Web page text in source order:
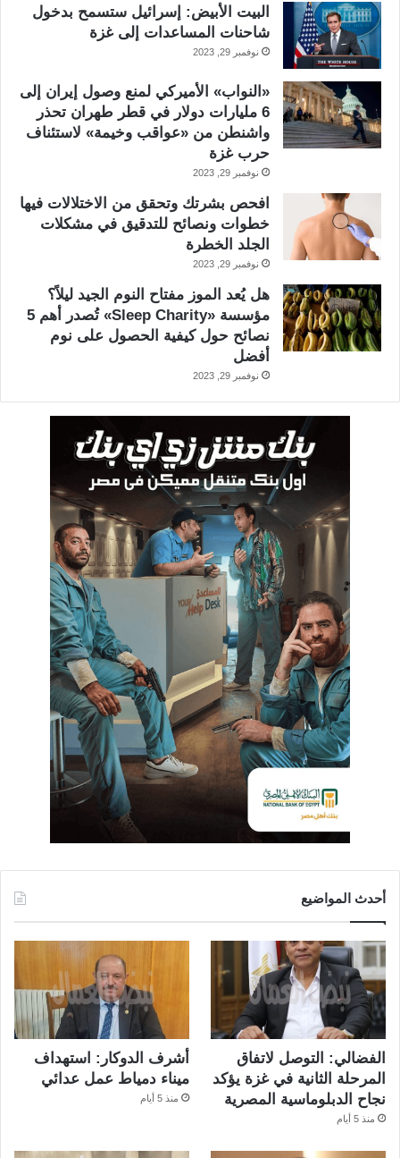
البيت الأبيض: إسرائيل ستسمح بدخول
شاحنات المساعدات إلى غزة
نوفمبر 29, 2023
«النواب» الأميركي لمنع وصول إيران إلى
6 مليارات دولار في قطر طهران تحذر
واشنطن من «عواقب وخيمة» لاستئناف
حرب غزة
نوفمبر 29, 2023
افحص بشرتك وتحقق من الاختلالات فيها
خطوات ونصائح للتدقيق في مشكلات
الجلد الخطرة
نوفمبر 29, 2023
هل يُعد الموز مفتاح النوم الجيد ليلاً؟
مؤسسة «Sleep Charity» تُصدر أهم 5
نصائح حول كيفية الحصول على نوم
أفضل
نوفمبر 29, 2023
أحدث المواضيع
الفضالي: التوصل لاتفاق
المرحلة الثانية في غزة يؤكد
نجاح الدبلوماسية المصرية
منذ 5 أيام
أشرف الدوكار: استهداف
ميناء دمياط عمل عدائي
منذ 5 أيام